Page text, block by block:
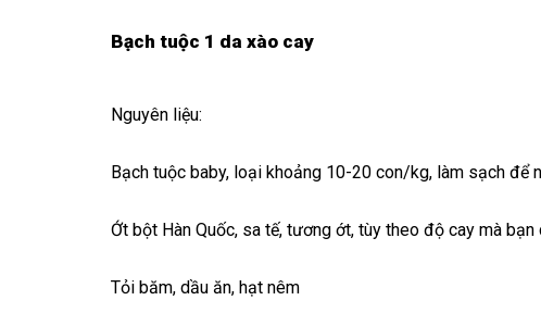
Bạch tuộc 1 da xào cay
Nguyên liệu:
Bạch tuộc baby, loại khoảng 10-20 con/kg, làm sạch để
Ớt bột Hàn Quốc, sa tế, tương ớt, tùy theo độ cay mà
Tỏi băm, dầu ăn, hạt nêm